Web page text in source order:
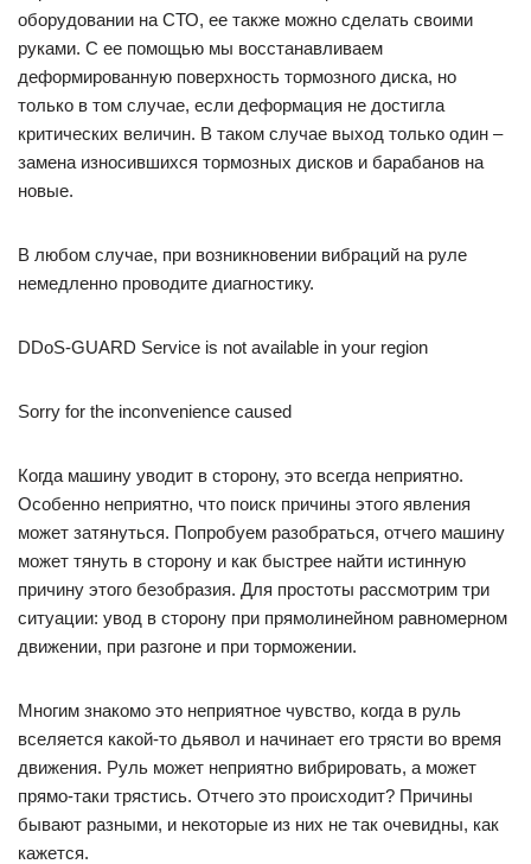
оборудовании на СТО, ее также можно сделать своими
руками. С ее помощью мы восстанавливаем
деформированную поверхность тормозного диска, но
только в том случае, если деформация не достигла
критических величин. В таком случае выход только один –
замена износившихся тормозных дисков и барабанов на
новые.
В любом случае, при возникновении вибраций на руле
немедленно проводите диагностику.
DDoS-GUARD Service is not available in your region
Sorry for the inconvenience caused
Когда машину уводит в сторону, это всегда неприятно.
Особенно неприятно, что поиск причины этого явления
может затянуться. Попробуем разобраться, отчего машину
может тянуть в сторону и как быстрее найти истинную
причину этого безобразия. Для простоты рассмотрим три
ситуации: увод в сторону при прямолинейном равномерном
движении, при разгоне и при торможении.
Многим знакомо это неприятное чувство, когда в руль
вселяется какой-то дьявол и начинает его трясти во время
движения. Руль может неприятно вибрировать, а может
прямо-таки трястись. Отчего это происходит? Причины
бывают разными, и некоторые из них не так очевидны, как
кажется.